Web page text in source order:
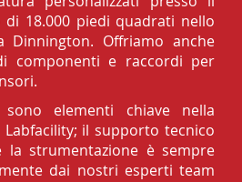
18.000 piedi quadrati nello
Dinnington. Offriamo anche
componenti e raccordi per
elementi chiave nella
il supporto tecnico
la strumentazione è sempre
dai nostri esperti team